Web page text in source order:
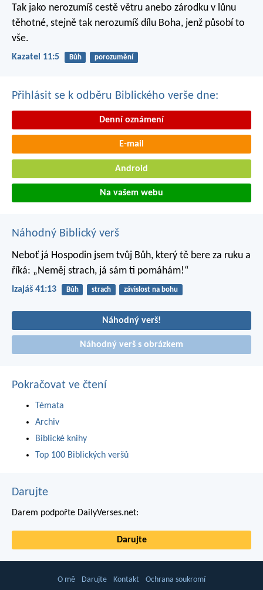
Tak jako nerozumíš cestě větru anebo zárodku v lůnu
těhotné, stejně tak nerozumíš dílu Boha, jenž působí to
vše.
Kazatel 11:5 Bůh porozumění
Přihlásit se k odběru Biblického verše dne:
Denní oznámení
E-mail
Android
Na vašem webu
Náhodný Biblický verš
Neboť já Hospodin jsem tvůj Bůh, který tě bere za ruku a
říká: „Neměj strach, já sám ti pomáhám!“
Izajáš 41:13 Bůh strach závislost na bohu
Náhodný verš!
Náhodný verš s obrázkem
Pokračovat ve čtení
Témata
Archiv
Biblické knihy
Top 100 Biblických veršů
Darujte
Darem podpořte DailyVerses.net:
Darujte
O mě Darujte Kontakt Ochrana soukromí